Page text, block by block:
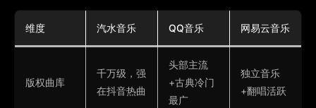
维度 汽水音乐 QQ音乐 网易云音乐
版权曲库
千万级，强
在抖音热曲
头部主流
+古典冷门
最广
独立音乐
+翻唱活跃